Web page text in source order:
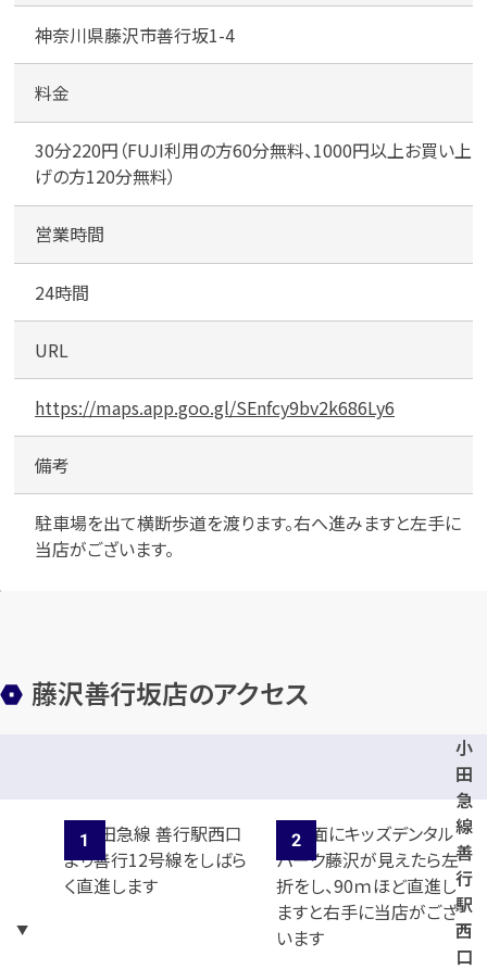
カンタン無料
U
I
行
店
神奈川県藤沢市善行坂1-4
料金
30分220円（FUJI利用の方60分無料、1000円以上お買い上
げの方120分無料）
営業時間
24時間
URL
https://maps.app.goo.gl/SEnfcy9bv2k686Ly6
備考
駐車場を出て横断歩道を渡ります。右へ進みますと左手に
当店がございます。
藤沢善行坂店のアクセス
小
田
急
線
善
行
駅
西
口